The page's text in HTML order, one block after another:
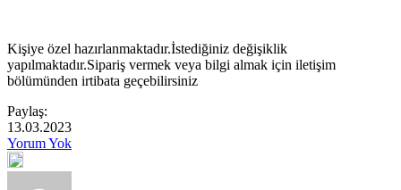
Kişiye özel hazırlanmaktadır.İstediğiniz değişiklik
yapılmaktadır.Sipariş vermek veya bilgi almak için iletişim
bölümünden irtibata geçebilirsiniz
Paylaş:
13.03.2023
Yorum Yok